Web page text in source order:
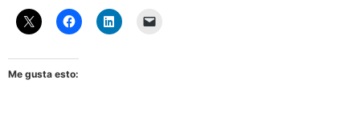
Me gusta esto: